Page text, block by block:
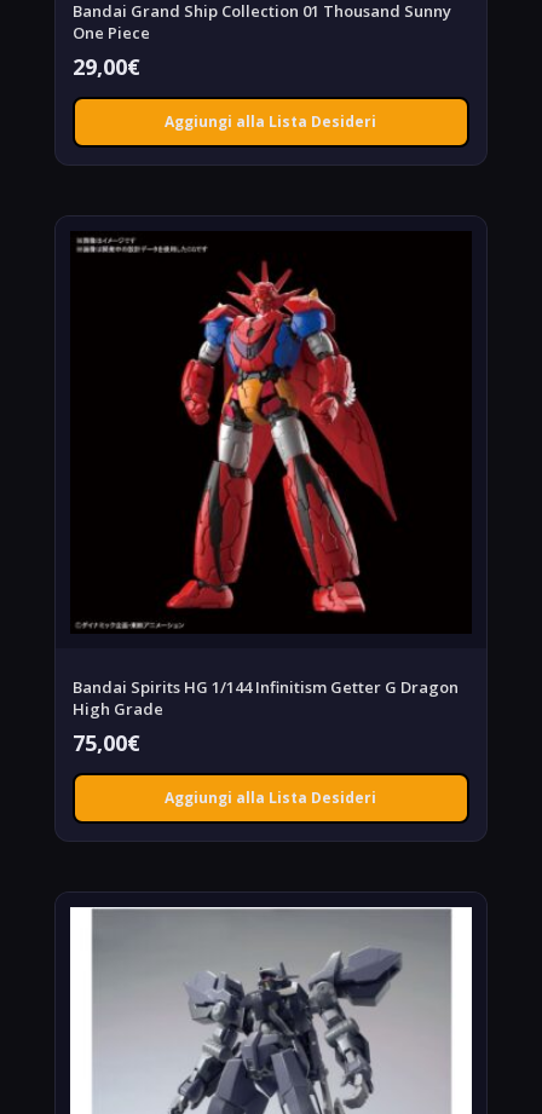
Bandai Grand Ship Collection 01 Thousand Sunny
One Piece
29,00€
Aggiungi alla Lista Desideri
Bandai Spirits HG 1/144 Infinitism Getter G Dragon
High Grade
75,00€
Aggiungi alla Lista Desideri